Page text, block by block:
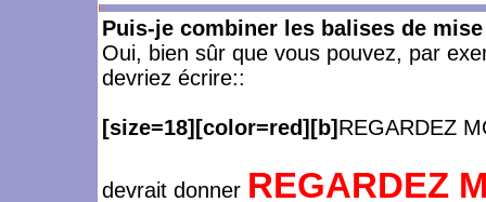
Puis-je combiner les balises de
Oui, bien sûr que vous pouvez, par
devriez écrire::
[size=18][color=red][b] REGARDEZ
devrait donner REGARDEZ